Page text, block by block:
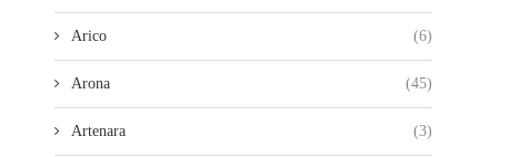
Arico (6)
Arona (45)
Artenara (3)